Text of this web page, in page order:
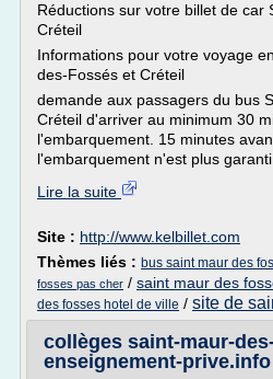
Réductions sur votre billet de car
Créteil
Informations pour votre voyage
des-Fossés et Créteil
demande aux passagers du bus
Créteil d'arriver au minimum 30
l'embarquement. 15 minutes
l'embarquement n'est plus garanti
Lire la suite
Site : http://www.kelbillet.com
Thèmes liés : bus saint maur des
fosses pas cher / saint maur des
des fosses hotel de ville / site de
collèges saint-maur-
enseignement-prive.info